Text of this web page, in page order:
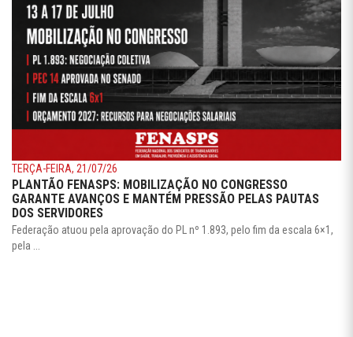
TERÇA-FEIRA, 21/07/26
PLANTÃO FENASPS: MOBILIZAÇÃO NO CONGRESSO
GARANTE AVANÇOS E MANTÉM PRESSÃO PELAS PAUTAS
DOS SERVIDORES
Federação atuou pela aprovação do PL nº 1.893, pelo fim da escala 6×1,
pela ...